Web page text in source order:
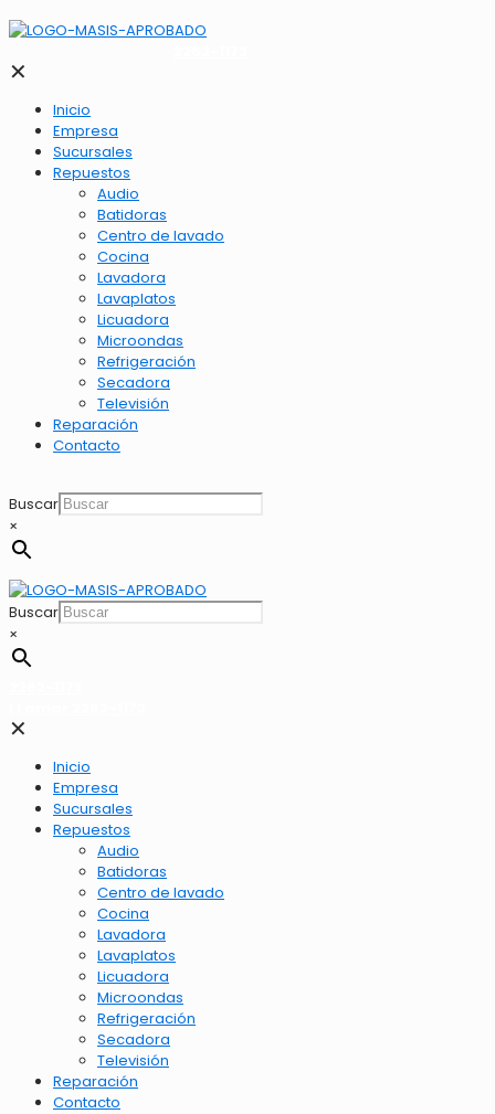
✕
Inicio
Empresa
Sucursales
Repuestos
Audio
Batidoras
Centro de lavado
Cocina
Lavadora
Lavaplatos
Licuadora
Microondas
Refrigeración
Secadora
Televisión
Reparación
Contacto
Buscar
×
Buscar
×
✕
Inicio
Empresa
Sucursales
Repuestos
Audio
Batidoras
Centro de lavado
Cocina
Lavadora
Lavaplatos
Licuadora
Microondas
Refrigeración
Secadora
Televisión
Reparación
Contacto